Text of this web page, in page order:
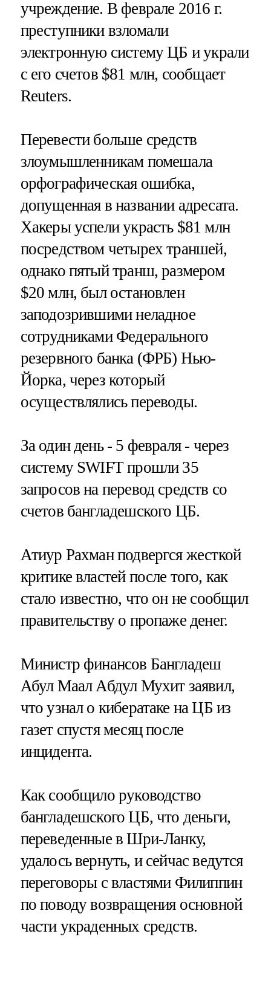
учреждение. В феврале 2016 г.
преступники взломали
электронную систему ЦБ и украли
с его счетов $81 млн, сообщает
Reuters.
Перевести больше средств
злоумышленникам помешала
орфографическая ошибка,
допущенная в названии адресата.
Хакеры успели украсть $81 млн
посредством четырех траншей,
однако пятый транш, размером
$20 млн, был остановлен
заподозрившими неладное
сотрудниками Федерального
резервного банка (ФРБ) Нью-
Йорка, через который
осуществлялись переводы.
За один день - 5 февраля - через
систему SWIFT прошли 35
запросов на перевод средств со
счетов бангладешского ЦБ.
Атиур Рахман подвергся жесткой
критике властей после того, как
стало известно, что он не сообщил
правительству о пропаже денег.
Министр финансов Бангладеш
Абул Маал Абдул Мухит заявил,
что узнал о кибератаке на ЦБ из
газет спустя месяц после
инцидента.
Как сообщило руководство
бангладешского ЦБ, что деньги,
переведенные в Шри-Ланку,
удалось вернуть, и сейчас ведутся
переговоры с властями Филиппин
по поводу возвращения основной
части украденных средств.